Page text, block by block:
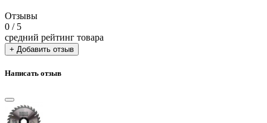
Отзывы
0 / 5
средний рейтинг товара
+ Добавить отзыв
Написать отзыв